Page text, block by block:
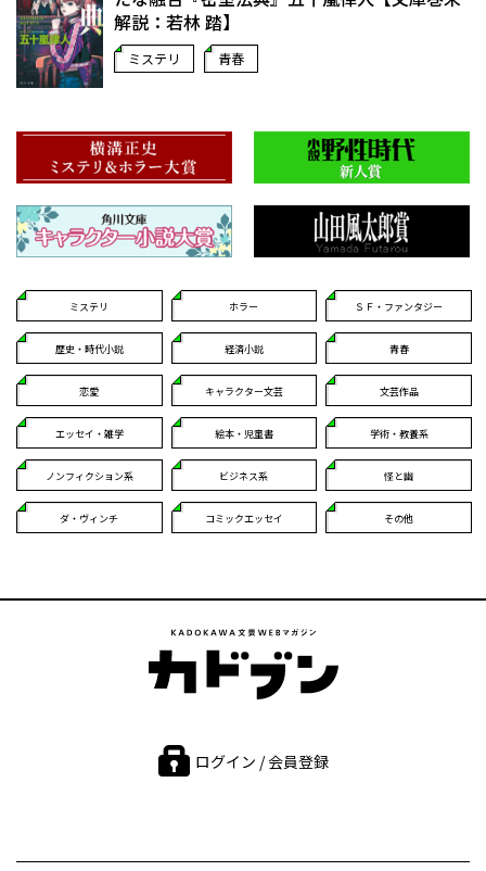
解説：若林 踏】
ミステリ 青春
ミステリ ホラー ＳＦ・ファンタジー
歴史・時代小説 経済小説 青春
恋愛 キャラクター文芸 文芸作品
エッセイ・雑学 絵本・児童書 学術・教養系
ノンフィクション系 ビジネス系 怪と幽
ダ・ヴィンチ コミックエッセイ その他
ログイン / 会員登録